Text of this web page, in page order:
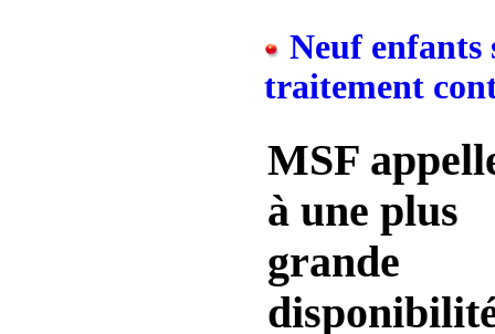
Neuf enfants
traitement
MSF
à une plus
grande